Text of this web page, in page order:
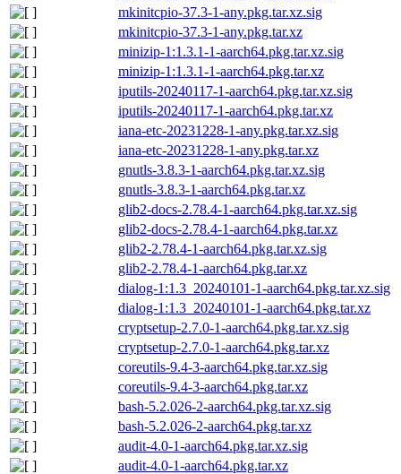
mkinitcpio-37.3-1-any.pkg.tar.xz.sig
mkinitcpio-37.3-1-any.pkg.tar.xz
minizip-1:1.3.1-1-aarch64.pkg.tar.xz.sig
minizip-1:1.3.1-1-aarch64.pkg.tar.xz
iputils-20240117-1-aarch64.pkg.tar.xz.sig
iputils-20240117-1-aarch64.pkg.tar.xz
iana-etc-20231228-1-any.pkg.tar.xz.sig
iana-etc-20231228-1-any.pkg.tar.xz
gnutls-3.8.3-1-aarch64.pkg.tar.xz.sig
gnutls-3.8.3-1-aarch64.pkg.tar.xz
glib2-docs-2.78.4-1-aarch64.pkg.tar.xz.sig
glib2-docs-2.78.4-1-aarch64.pkg.tar.xz
glib2-2.78.4-1-aarch64.pkg.tar.xz.sig
glib2-2.78.4-1-aarch64.pkg.tar.xz
dialog-1:1.3_20240101-1-aarch64.pkg.tar.xz.sig
dialog-1:1.3_20240101-1-aarch64.pkg.tar.xz
cryptsetup-2.7.0-1-aarch64.pkg.tar.xz.sig
cryptsetup-2.7.0-1-aarch64.pkg.tar.xz
coreutils-9.4-3-aarch64.pkg.tar.xz.sig
coreutils-9.4-3-aarch64.pkg.tar.xz
bash-5.2.026-2-aarch64.pkg.tar.xz.sig
bash-5.2.026-2-aarch64.pkg.tar.xz
audit-4.0-1-aarch64.pkg.tar.xz.sig
audit-4.0-1-aarch64.pkg.tar.xz